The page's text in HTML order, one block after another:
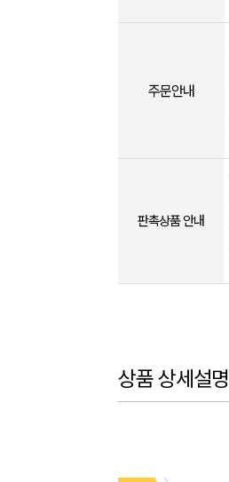
주문안내
판촉상품 안내
상품 상세설명